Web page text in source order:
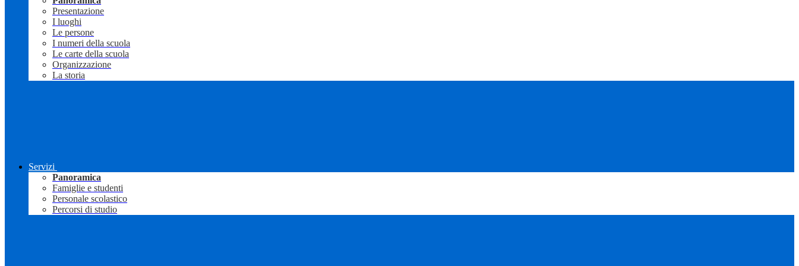
Presentazione
I luoghi
Le persone
I numeri della scuola
Le carte della scuola
Organizzazione
La storia
Servizi
Panoramica
Famiglie e studenti
Personale scolastico
Percorsi di studio